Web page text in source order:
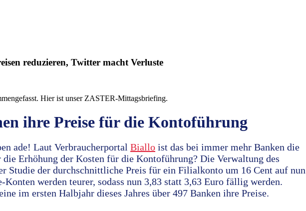
reduzieren, Twitter macht Verluste
Hier ist unser ZASTER-Mittagsbriefing.
ihre Preise für die Kontoführung
ade! Laut Verbraucherportal Biallo ist das bei immer mehr Banken die
Erhöhung der Kosten für die Kontoführung? Die Verwaltung des
Studie der durchschnittliche Preis für ein Filialkonto um 16 Cent auf nun
werden teurer, sodass nun 3,83 statt 3,63 Euro fällig werden.
im ersten Halbjahr dieses Jahres über 497 Banken ihre Preise.